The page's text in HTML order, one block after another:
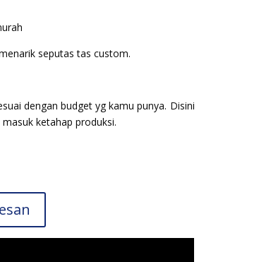
seputas tas custom.
dengan budget yg kamu punya. Disini
ketahap produksi.